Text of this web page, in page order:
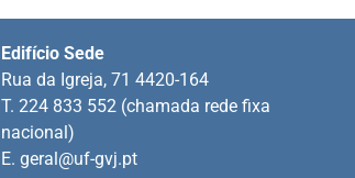
Edifício Sede
Rua da Igreja, 71 4420-164
T. 224 833 552 (chamada rede fixa
nacional)
E.geral@uf-gvj.pt